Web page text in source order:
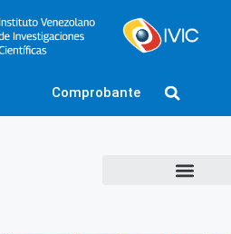
Comprobante